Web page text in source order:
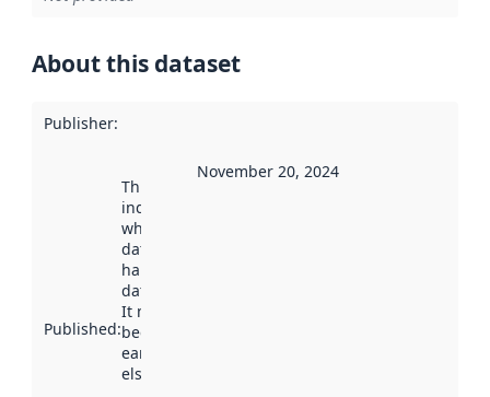
About this dataset
Publisher:
Published:
This date
indicates
when the
dataset was
harvested by
data.norge.no.
It may have
been available
earlier
elsewhere.
November 20, 2024